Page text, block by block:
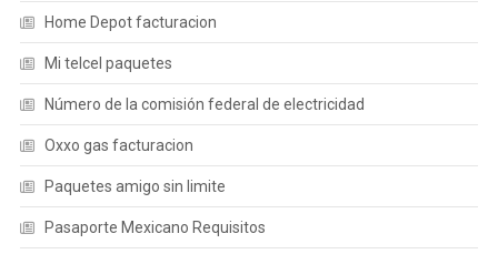
Home Depot facturacion
Mi telcel paquetes
Número de la comisión federal de electricidad
Oxxo gas facturacion
Paquetes amigo sin limite
Pasaporte Mexicano Requisitos